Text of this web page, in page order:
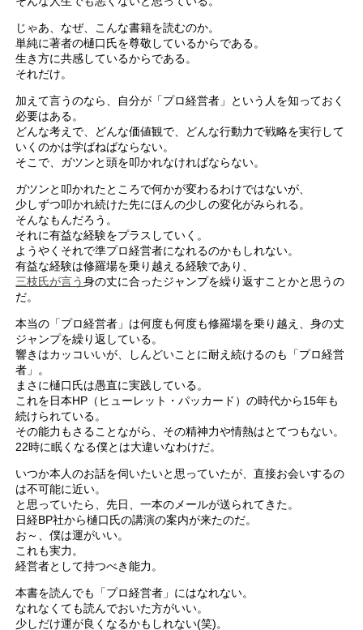
じゃあ、なぜ、こんな書籍を読むのか。
単純に著者の樋口氏を尊敬しているからである。
生き方に共感しているからである。
それだけ。
加えて言うのなら、自分が「プロ経営者」という人を知っておく
必要はある。
どんな考えで、どんな価値観で、どんな行動力で戦略を実行して
いくのかは学ばねばならない。
そこで、ガツンと頭を叩かれなければならない。
ガツンと叩かれたところで何かが変わるわけではないが、
少しずつ叩かれ続けた先にほんの少しの変化がみられる。
そんなもんだろう。
それに有益な経験をプラスしていく。
ようやくそれで準プロ経営者になれるのかもしれない。
有益な経験は修羅場を乗り越える経験であり、
三枝氏が言う身の丈に合ったジャンプを繰り返すことかと思うの
だ。
本当の「プロ経営者」は何度も何度も修羅場を乗り越え、身の丈
ジャンプを繰り返している。
響きはカッコいいが、しんどいことに耐え続けるのも「プロ経営
者」。
まさに樋口氏は愚直に実践している。
これを日本HP（ヒューレット・パッカード）の時代から15年も
続けられている。
その能力もさることながら、その精神力や情熱はとてつもない。
22時に眠くなる僕とは大違いなわけだ。
いつか本人のお話を伺いたいと思っていたが、直接お会いするの
は不可能に近い。
と思っていたら、先日、一本のメールが送られてきた。
日経BP社から樋口氏の講演の案内が来たのだ。
お～、僕は運がいい。
これも実力。
経営者として持つべき能力。
本書を読んでも「プロ経営者」にはなれない。
なれなくても読んでおいた方がいい。
少しだけ運が良くなるかもしれない(笑)。